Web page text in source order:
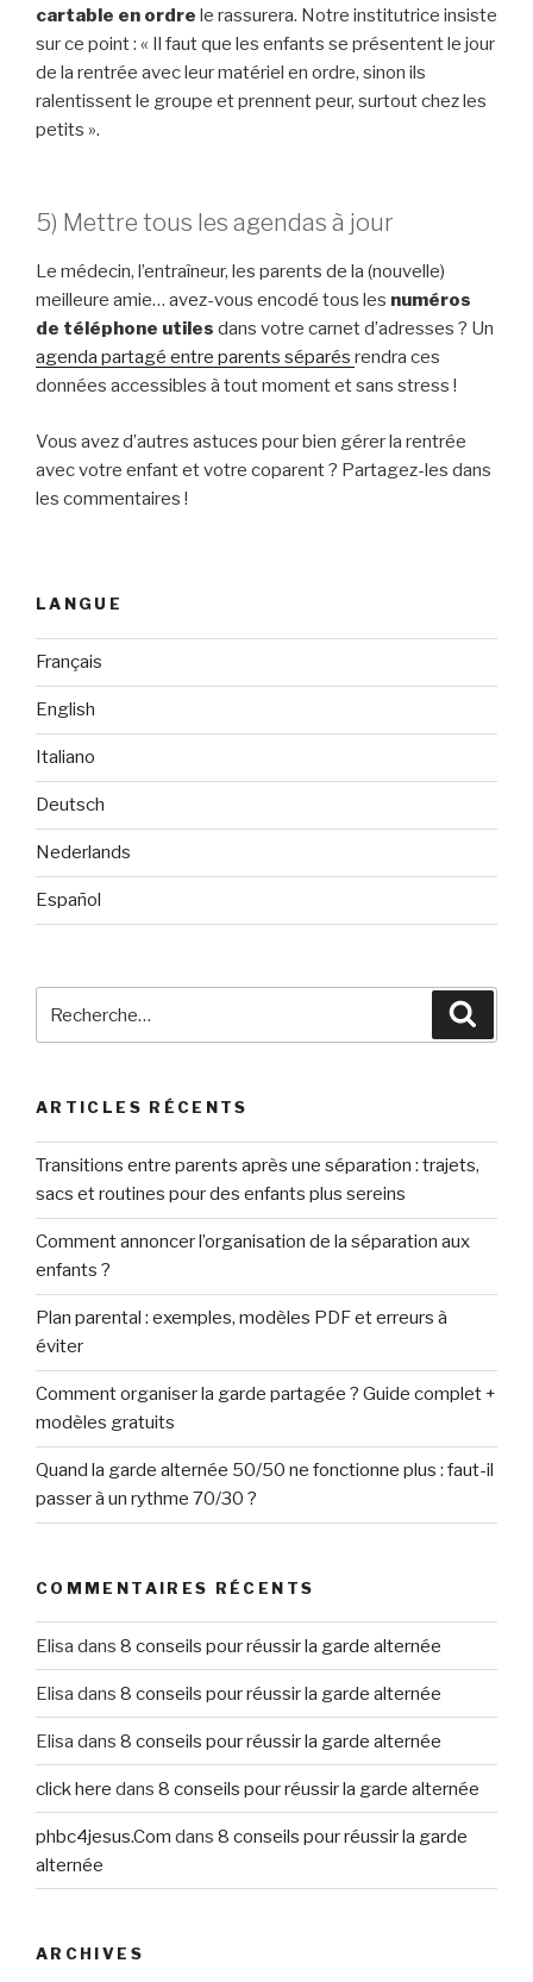
cartable en ordre le rassurera. Notre institutrice insiste
sur ce point : « Il faut que les enfants se présentent le jour
de la rentrée avec leur matériel en ordre, sinon ils
ralentissent le groupe et prennent peur, surtout chez les
petits ».
5) Mettre tous les agendas à jour
Le médecin, l’entraîneur, les parents de la (nouvelle)
meilleure amie… avez-vous encodé tous les numéros
de téléphone utiles dans votre carnet d’adresses ? Un
agenda partagé entre parents séparés rendra ces
données accessibles à tout moment et sans stress !
Vous avez d’autres astuces pour bien gérer la rentrée
avec votre enfant et votre coparent ? Partagez-les dans
les commentaires !
LANGUE
Français
English
Italiano
Deutsch
Nederlands
Español
ARTICLES RÉCENTS
Transitions entre parents après une séparation : trajets,
sacs et routines pour des enfants plus sereins
Comment annoncer l’organisation de la séparation aux
enfants ?
Plan parental : exemples, modèles PDF et erreurs à
éviter
Comment organiser la garde partagée ? Guide complet +
modèles gratuits
Quand la garde alternée 50/50 ne fonctionne plus : faut-il
passer à un rythme 70/30 ?
COMMENTAIRES RÉCENTS
Elisa dans 8 conseils pour réussir la garde alternée
Elisa dans 8 conseils pour réussir la garde alternée
Elisa dans 8 conseils pour réussir la garde alternée
click here dans 8 conseils pour réussir la garde alternée
phbc4jesus.Com dans 8 conseils pour réussir la garde
alternée
ARCHIVES